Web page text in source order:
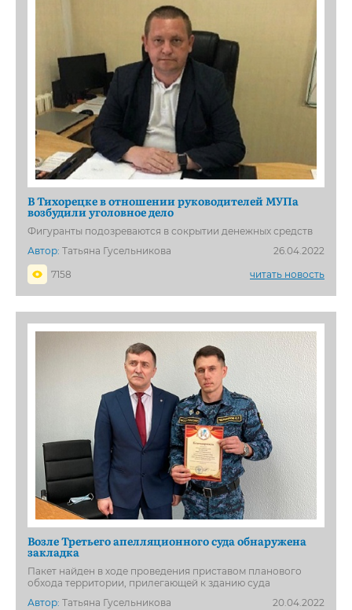
В Тихорецке в отношении руководителей МУПа
возбудили уголовное дело
Фигуранты подозреваются в сокрытии денежных средств
Автор: Татьяна Гусельникова
26.04.2022
7158
читать новость
Возле Третьего апелляционного суда обнаружена
закладка
Пакет найден в ходе проведения приставом планового
обхода территории, прилегающей к зданию суда
Автор: Татьяна Гусельникова
20.04.2022